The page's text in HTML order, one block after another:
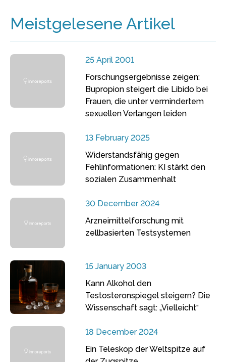
Meistgelesene Artikel
25 April 2001
Forschungsergebnisse zeigen:
Bupropion steigert die Libido bei
Frauen, die unter vermindertem
sexuellen Verlangen leiden
13 February 2025
Widerstandsfähig gegen
Fehlinformationen: KI stärkt den
sozialen Zusammenhalt
30 December 2024
Arzneimittelforschung mit
zellbasierten Testsystemen
15 January 2003
Kann Alkohol den
Testosteronspiegel steigern? Die
Wissenschaft sagt: „Vielleicht“
18 December 2024
Ein Teleskop der Weltspitze auf